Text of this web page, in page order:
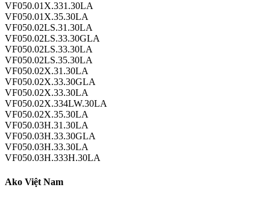
VF050.01X.331.30LA
VF050.01X.35.30LA
VF050.02LS.31.30LA
VF050.02LS.33.30GLA
VF050.02LS.33.30LA
VF050.02LS.35.30LA
VF050.02X.31.30LA
VF050.02X.33.30GLA
VF050.02X.33.30LA
VF050.02X.334LW.30LA
VF050.02X.35.30LA
VF050.03H.31.30LA
VF050.03H.33.30GLA
VF050.03H.33.30LA
VF050.03H.333H.30LA
Ako Việt Nam